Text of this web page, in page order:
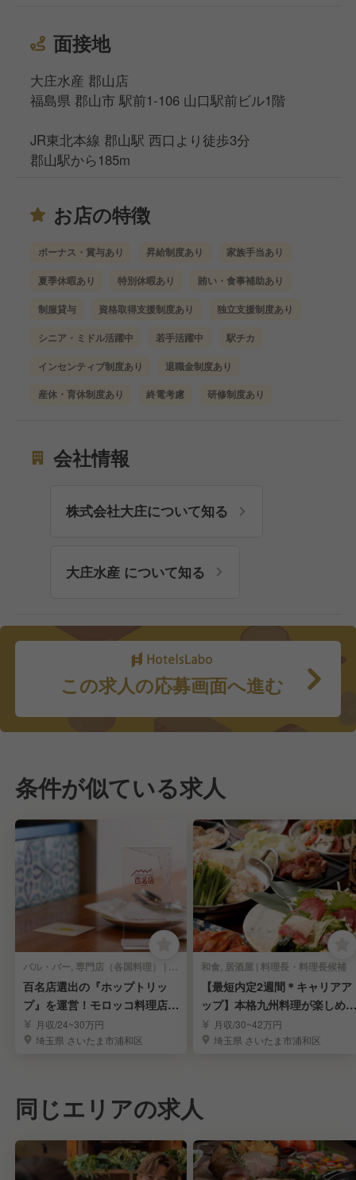
面接地
大庄水産 郡山店
福島県 郡山市 駅前1-106 山口駅前ビル1階
JR東北本線 郡山駅 西口より徒歩3分
郡山駅から185m
お店の特徴
ボーナス・賞与あり 昇給制度あり 家族手当あり
夏季休暇あり 特別休暇あり 賄い・食事補助あり
制服貸与 資格取得支援制度あり 独立支援制度あり
シニア・ミドル活躍中 若手活躍中 駅チカ
インセンティブ制度あり 退職金制度あり
産休・育休制度あり 終電考慮 研修制度あり
会社情報
株式会社大庄について知る
大庄水産 について知る
この求人の応募画面へ進む
条件が似ている求人
バル・バー, 専門店（各国料理） | 料理長・料理長候補
百名店選出の『ホップトリッ
プ』を運営！モロッコ料理店の
店長・料理長を募集！
月収/24~30万円
埼玉県 さいたま市浦和区
和食, 居酒屋 | 料理長・料理長候補
【最短内定2週間＊キャリアア
ップ】本格九州料理が楽しめる
居酒屋｜北浦和駅
月収/30~42万円
埼玉県 さいたま市浦和区
同じエリアの求人